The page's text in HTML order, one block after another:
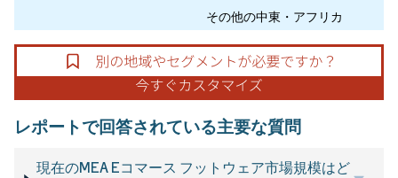
その他の中東・アフリカ
レポートで回答されている主要な質問
現在のMEA Eコマース フットウェア市場規模はど